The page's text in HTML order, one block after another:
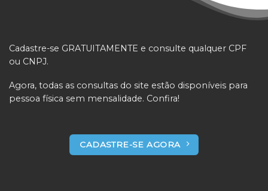
Cadastre-se GRATUITAMENTE e consulte qualquer CPF
ou CNPJ.
Agora, todas as consultas do site estão disponíveis para
pessoa física sem mensalidade. Confira!
CADASTRE-SE AGORA